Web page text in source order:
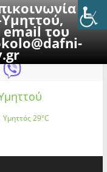
με
email του
2026
Υμηττός29°C